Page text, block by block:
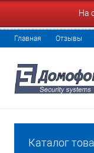
На
Главная Отзывы
Каталог